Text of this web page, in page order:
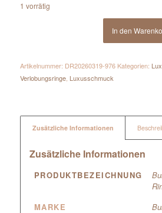
1 vorrätig
In den
Artikelnummer: DR20260319-976 Kategorien:
Verlobungsringe, Luxusschmuck
Zusätzliche Informationen
Zusätzliche Informationen
PRODUKTBEZEICHNUNG
MARKE